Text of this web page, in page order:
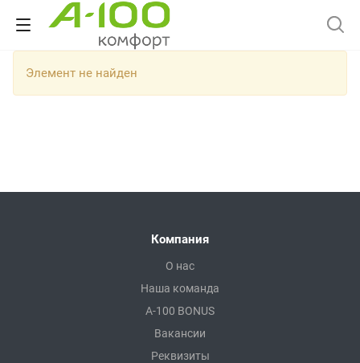
Элемент не найден
Компания
О нас
Наша команда
A-100 BONUS
Вакансии
Реквизиты